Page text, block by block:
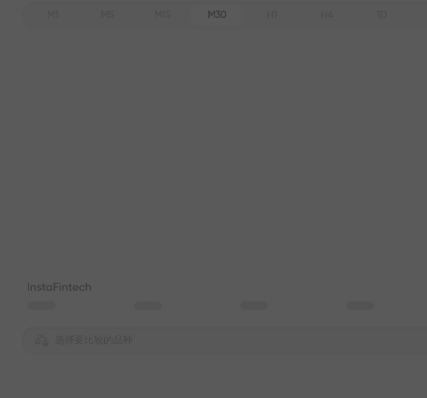
M30